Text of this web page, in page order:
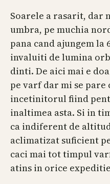
Soarele a rasarit, dar
umbra, pe muchia
pana cand ajungem la
invaluiti de lumina
dinti. De aici mai e
pe varf dar mi se pare
incetinitorul fiind
inaltimea asta. Si in
ca indiferent de
aclimatizat suficient
caci mai tot timpul
atins in orice